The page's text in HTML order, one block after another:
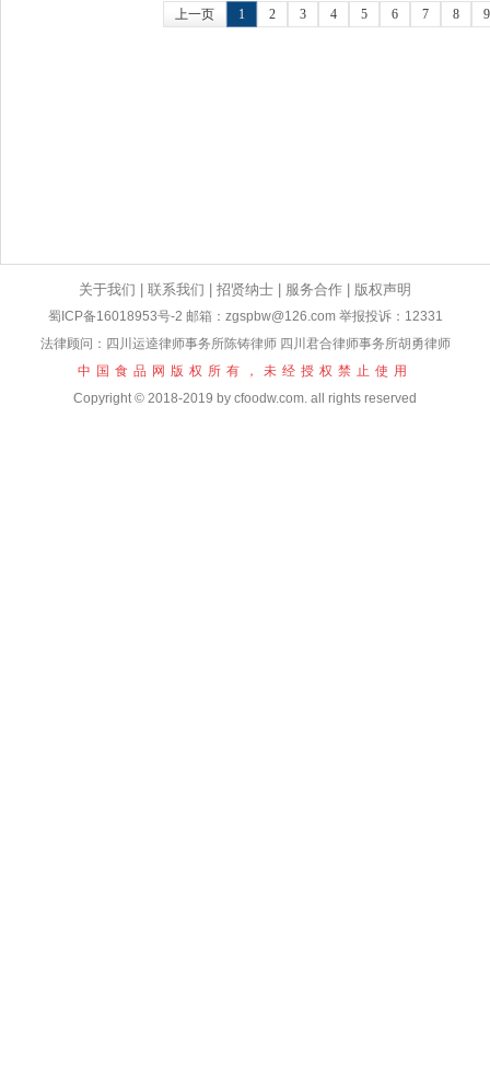
上一页 1 2 3 4 5 6 7 8 9
关于我们 联系我们 招贤纳士 服务合作 版权声明
蜀ICP备16018953号-2 邮箱：zgspbw@126.com 举报投诉：12331
法律顾问：四川运逵律师事务所陈铸律师 四川君合律师事务所胡勇律师
中国食品网版权所有，未经授权禁止使用
Copyright © 2018-2019 by cfoodw.com. all rights reserved